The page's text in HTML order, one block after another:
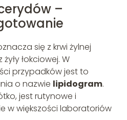
–
się z krwi żylnej
łokciowej. W
przypadków jest to
o nazwie lipidogram.
jest rutynowe i
w większości laboratoriów